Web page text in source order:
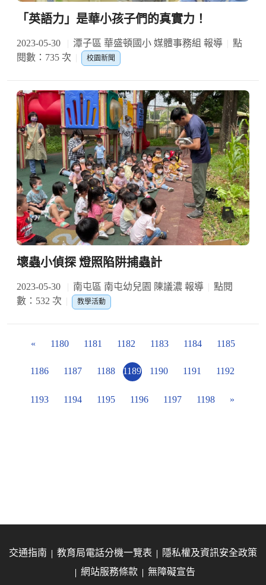
「英語力」是華小孩子們的真實力！
2023-05-30 潭子區 華盛頓國小 媒體事務組 報導
點
閱數：735 次
校園新聞
壞蟲小偵探 燈照陷阱捕蟲計
2023-05-30 南屯區 南屯幼兒園 陳議濃 報導
點閱
數：532 次
教學活動
« 1180 1181 1182 1183 1184 1185
1186 1187 1188 1189 1190 1191 1192
1193 1194 1195 1196 1197 1198 »
交通指南 教育局電話分機一覽表
隱私權及資訊安全政策
網站服務條款
無障礙宣告